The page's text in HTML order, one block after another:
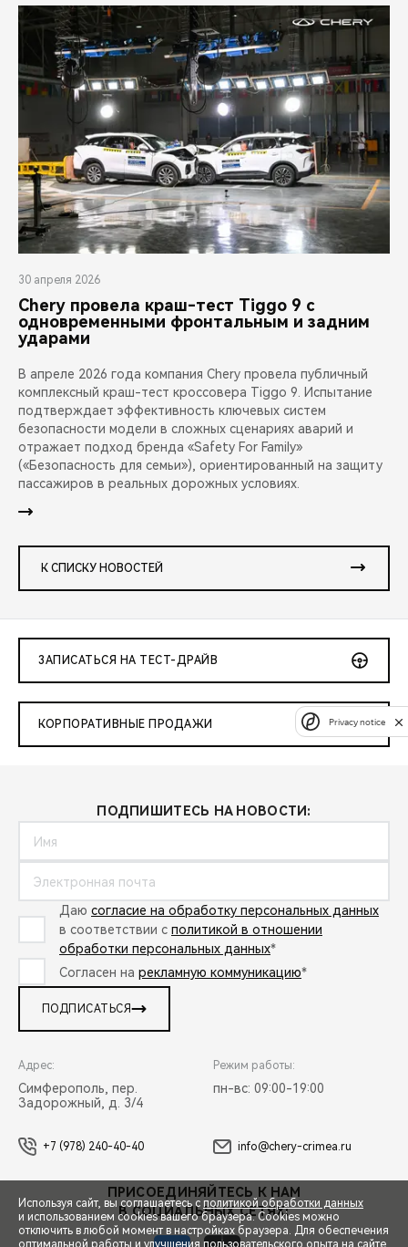
30 апреля 2026
Chery провела краш-тест Tiggo 9 с
одновременными фронтальным и задним
ударами
В апреле 2026 года компания Chery провела публичный
комплексный краш-тест кроссовера Tiggo 9. Испытание
подтверждает эффективность ключевых систем
безопасности модели в сложных сценариях аварий и
отражает подход бренда «Safety For Family»
(«Безопасность для семьи»), ориентированный на защиту
пассажиров в реальных дорожных условиях.
К СПИСКУ НОВОСТЕЙ
ЗАПИСАТЬСЯ НА ТЕСТ-ДРАЙВ
КОРПОРАТИВНЫЕ ПРОДАЖИ
ПОДПИШИТЕСЬ НА НОВОСТИ:
Даю согласие на обработку персональных данных
в соответствии с политикой в отношении
обработки персональных данных*
Согласен на рекламную коммуникацию*
ПОДПИСАТЬСЯ
Адрес:
Симферополь, пер.
Задорожный, д. 3/4
Режим работы:
пн-вс: 09:00-19:00
+7 (978) 240-40-40 info@chery-crimea.ru
ПРИСОЕДИНЯЙТЕСЬ К НАМ
В СОЦИАЛЬНЫХ СЕТЯХ:
Используя сайт, вы соглашаетесь с политикой обработки данных
и использованием cookies вашего браузера. Cookies можно
отключить в любой момент в настройках браузера. Для обеспечения
оптимальной работы и улучшения пользовательского опыта на сайте
Privacy notice